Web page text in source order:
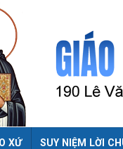
XỨ SUY NIỆM LỜI